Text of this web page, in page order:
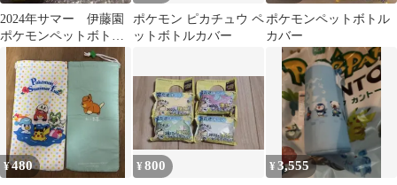
2024年サマー 伊藤園
ポケモンペットボトル
ポケモン ピカチュウ ペ
ットボトルカバー
ポケモンペットボトル
カバー
¥480 ¥800 ¥3,555